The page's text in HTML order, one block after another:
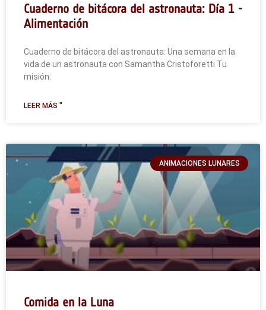
Cuaderno de bitácora del astronauta: Día 1 -
Alimentación
Cuaderno de bitácora del astronauta: Una semana en la
vida de un astronauta con Samantha Cristoforetti Tu
misión:
LEER MÁS "
ANIMACIONES LUNARES
Comida en la Luna